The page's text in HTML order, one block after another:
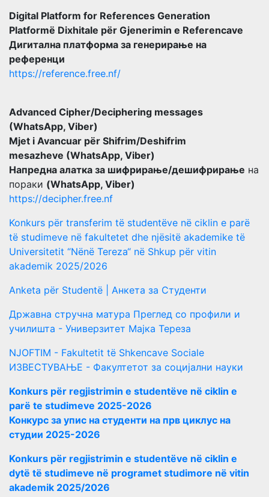
Digital Platform for References Generation
Platformë Dixhitale për Gjenerimin e Referencave
Дигитална платформа за генерирање на
референци
https://reference.free.nf/
Advanced Cipher/Deciphering messages
(WhatsApp, Viber)
Mjet i Avancuar për Shifrim/Deshifrim
mesazheve (WhatsApp, Viber)
Напредна алатка за шифрирање/дешифрирање на
пораки (WhatsApp, Viber)
https://decipher.free.nf
Konkurs për transferim të studentëve në ciklin e parë
të studimeve në fakultetet dhe njësitë akademike të
Universitetit “Nënë Tereza“ në Shkup për vitin
akademik 2025/2026
Anketa për Studentë | Анкета за Студенти
Државна стручна матура Преглед со профили и
училишта - Универзитет Мајка Тереза
NJOFTIM - Fakultetit të Shkencave Sociale
ИЗВЕСТУВАЊЕ - Факултетот за социјални науки
Konkurs për regjistrimin e studentëve në ciklin e
parë te studimeve 2025-2026
Конкурс за упис на студенти на прв циклус на
студии 2025-2026
Konkurs për regjistrimin e studentëve në ciklin e
dytë të studimeve në programet studimore në vitin
akademik 2025/2026